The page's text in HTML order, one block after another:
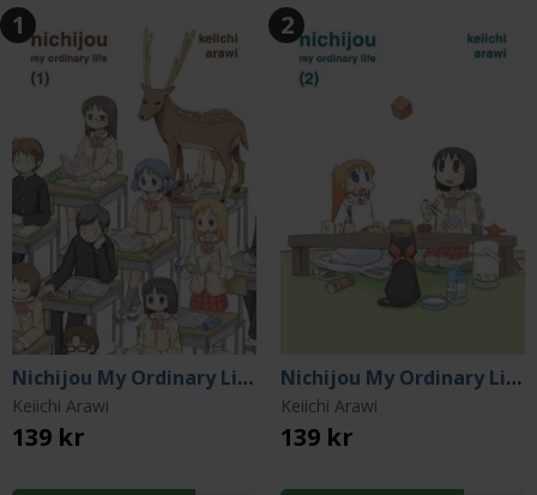
1
Nichijou My Ordinary Life, 1
Keiichi Arawi
139 kr
2
Nichijou My Ordinary Life, 2
Keiichi Arawi
139 kr